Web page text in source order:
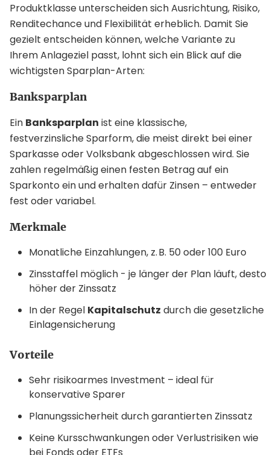
Produktklasse unterscheiden sich Ausrichtung, Risiko,
Renditechance und Flexibilität erheblich. Damit Sie
gezielt entscheiden können, welche Variante zu
Ihrem Anlageziel passt, lohnt sich ein Blick auf die
wichtigsten Sparplan-Arten:
Banksparplan
Ein Banksparplan ist eine klassische,
festverzinsliche Sparform, die meist direkt bei einer
Sparkasse oder Volksbank abgeschlossen wird. Sie
zahlen regelmäßig einen festen Betrag auf ein
Sparkonto ein und erhalten dafür Zinsen – entweder
fest oder variabel.
Merkmale
Monatliche Einzahlungen, z. B. 50 oder 100 Euro
Zinsstaffel möglich - je länger der Plan läuft, desto
höher der Zinssatz
In der Regel Kapitalschutz durch die gesetzliche
Einlagensicherung
Vorteile
Sehr risikoarmes Investment – ideal für
konservative Sparer
Planungssicherheit durch garantierten Zinssatz
Keine Kursschwankungen oder Verlustrisiken wie